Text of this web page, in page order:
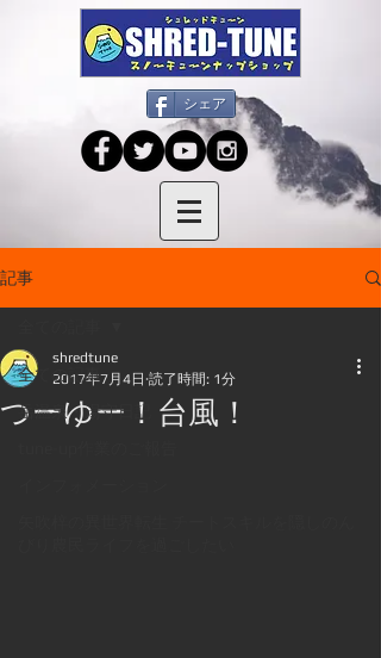
シェア
記事
全ての記事
岳温泉・湯守日記
つーゆー！台風！
shredtune
2017年7月4日 読了時間: 1分